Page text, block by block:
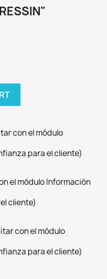
con el módulo
para el cliente)
el módulo Información
cliente)
con el módulo
para el cliente)